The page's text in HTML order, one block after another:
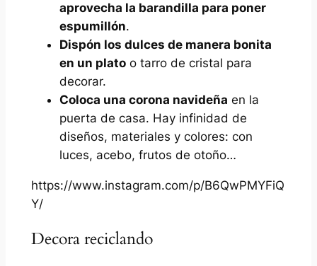
aprovecha la barandilla para poner
espumillón.
Dispón los dulces de manera bonita
en un platoo tarro de cristal para
decorar.
Coloca una corona navideña en la
puerta de casa. Hay infinidad de
diseños, materiales y colores: con
luces, acebo, frutos de otoño…
https://www.instagram.com/p/B6QwPMYFiQ
Y/
Decora reciclando